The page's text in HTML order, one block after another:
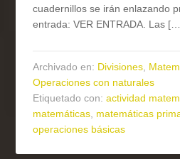
cuadernillos se irán enlazando
entrada: VER ENTRADA. Las
Archivado en: Divisiones,
Operaciones con naturales
Etiquetado con:actividad
matemáticas, matemáticas
operaciones básicas